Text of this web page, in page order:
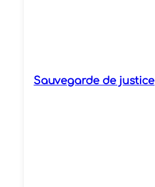
Sauvegarde de justice